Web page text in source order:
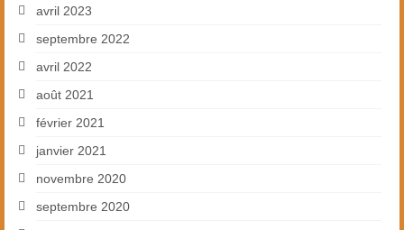
avril 2023
septembre 2022
avril 2022
août 2021
février 2021
janvier 2021
novembre 2020
septembre 2020